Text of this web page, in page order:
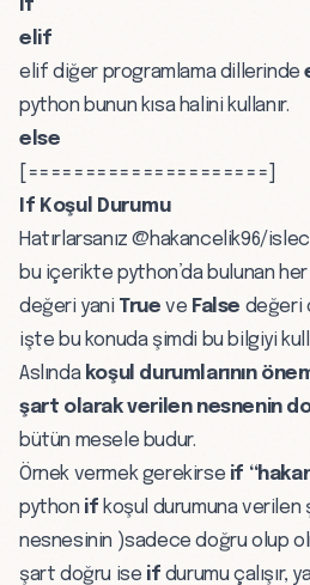
if
elif
elif diğer programlama dillerinde
python bunun kısa halini kullanır.
else
[=====================]
If Koşul Durumu
Hatırlarsanız@hakancelik96/
bu içerikte python’da bulunan
değeri yani True ve False değeri
işte bu konuda şimdi bu bilgiyi
Aslında koşul durumlarının
şart olarak verilen nesnenin
bütün mesele budur.
Örnek vermek gerekirse if
python if koşul durumuna verilen
nesnesinin )sadece doğru olup
şart doğru ise if durumu çalışır,